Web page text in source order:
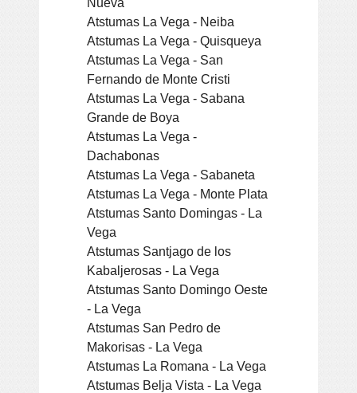
Atstumas La Vega - Neiba
Atstumas La Vega - Quisqueya
Atstumas La Vega - San
Fernando de Monte Cristi
Atstumas La Vega - Sabana
Grande de Boya
Atstumas La Vega -
Dachabonas
Atstumas La Vega - Sabaneta
Atstumas La Vega - Monte Plata
Atstumas Santo Domingas - La
Vega
Atstumas Santjago de los
Kabaljerosas - La Vega
Atstumas Santo Domingo Oeste
- La Vega
Atstumas San Pedro de
Makorisas - La Vega
Atstumas La Romana - La Vega
Atstumas Belja Vista - La Vega